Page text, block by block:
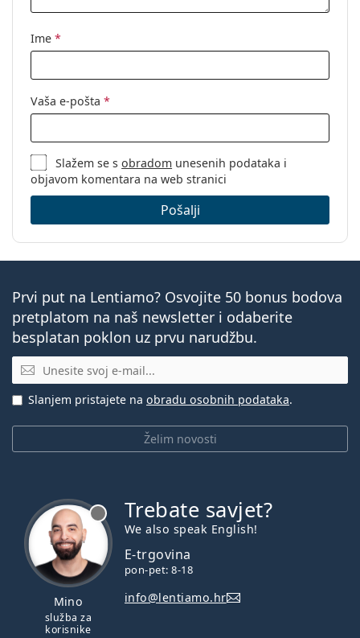
Ime *
Vaša e-pošta *
Slažem se sobradom unesenih podataka i
objavom komentara na web stranici
Pošalji
Prvi put na Lentiamo? Osvojite 50 bonus bodova
pretplatom na naš newsletter i odaberite
besplatan poklon uz prvu narudžbu.
E-mail
Želim novosti
Slanjem pristajete na obradu osobnih podataka.
Mino
služba za
korisnike
Trebate savjet?
We also speak English!
E-trgovina
pon-pet: 8-18
info@lentiamo.hr